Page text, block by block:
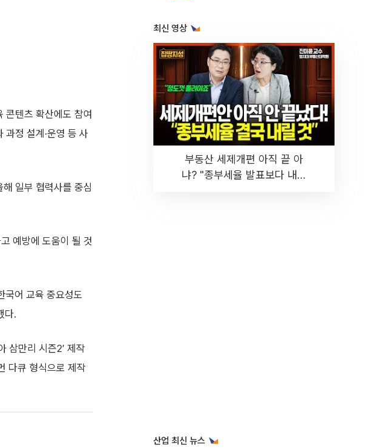
콘텐츠 확산에도 참여
과정 설계·운영 등 사
일부 협력사를 중심
예방에 도움이 될 것
국어 교육 중요성도
다.
삼만리 시즌2’ 제작
다큐 형식으로 제작
최신 영상
부동산 세제개편 아직 끝 아
냐? "종부세율 발표보다 내릴
산업 최신 뉴스